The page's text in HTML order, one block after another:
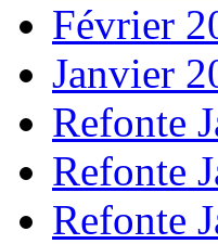
Février
Janvier
Refonte
Refonte
Refonte